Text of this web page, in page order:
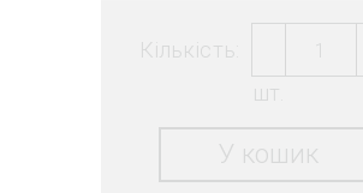
Кількість:
шт.
У кошик